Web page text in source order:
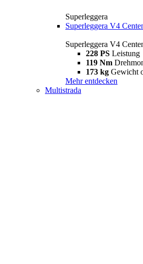
Superleggera
Superleggera V4
Superleggera V4
228 PS Leistung
119 Nm
173 kg Gewicht
Mehr entdecken
Multistrada